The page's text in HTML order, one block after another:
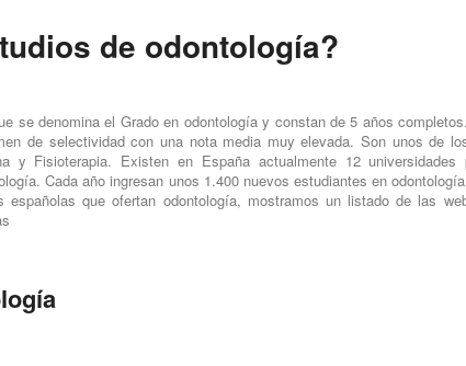
de odontología?
se denomina el Grado en odontología y constan de 5 años
de selectividad con una nota media muy elevada. Son unos de
Fisioterapia. Existen en España actualmente 12
Cada año ingresan unos 1.400 nuevos estudiantes en
que ofertan odontología, mostramos un listado de las